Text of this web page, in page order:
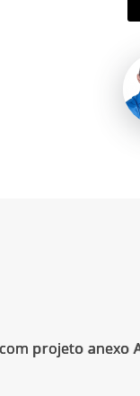
projeto anexo